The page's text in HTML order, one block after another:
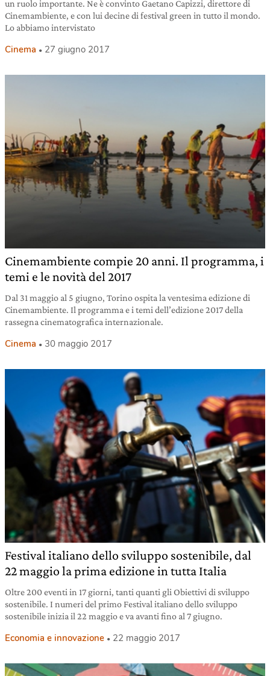
un ruolo importante. Ne è convinto Gaetano Capizzi, direttore di
Cinemambiente, e con lui decine di festival green in tutto il mondo.
Lo abbiamo intervistato
Cinema 27 giugno 2017
Cinemambiente compie 20 anni. Il programma, i
temi e le novità del 2017
Dal 31 maggio al 5 giugno, Torino ospita la ventesima edizione di
Cinemambiente. Il programma e i temi dell’edizione 2017 della
rassegna cinematografica internazionale.
Cinema 30 maggio 2017
Festival italiano dello sviluppo sostenibile, dal
22 maggio la prima edizione in tutta Italia
Oltre 200 eventi in 17 giorni, tanti quanti gli Obiettivi di sviluppo
sostenibile. I numeri del primo Festival italiano dello sviluppo
sostenibile inizia il 22 maggio e va avanti fino al 7 giugno.
Economia e innovazione 22 maggio 2017